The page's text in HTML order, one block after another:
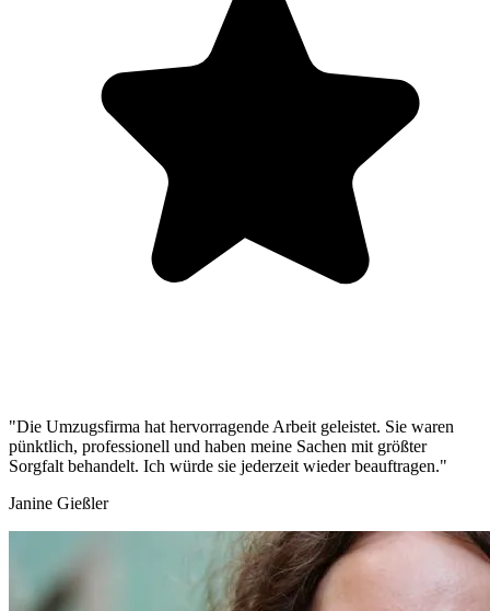
"Die Umzugsfirma hat hervorragende Arbeit geleistet. Sie waren
pünktlich, professionell und haben meine Sachen mit größter
Sorgfalt behandelt. Ich würde sie jederzeit wieder beauftragen."
Janine Gießler